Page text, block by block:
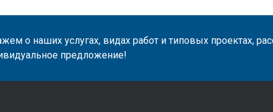
о наших услугах, видах работ и типовых проектах,
предложение!